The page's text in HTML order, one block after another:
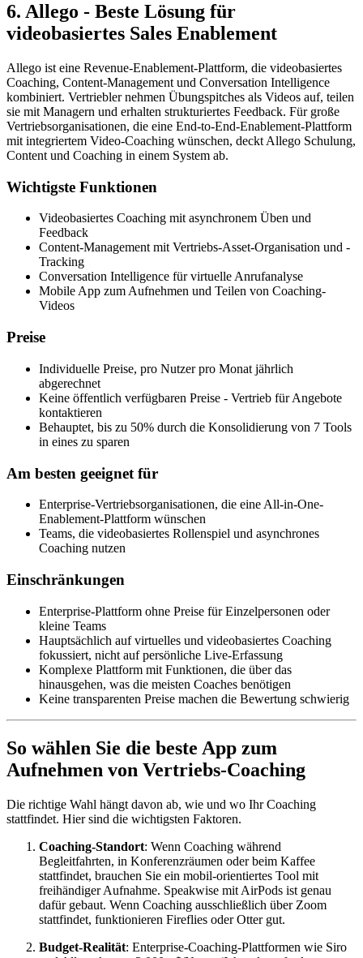
6. Allego - Beste Lösung für
videobasiertes Sales Enablement
Allego ist eine Revenue-Enablement-Plattform, die videobasiertes
Coaching, Content-Management und Conversation Intelligence
kombiniert. Vertriebler nehmen Übungspitches als Videos auf, teilen
sie mit Managern und erhalten strukturiertes Feedback. Für große
Vertriebsorganisationen, die eine End-to-End-Enablement-Plattform
mit integriertem Video-Coaching wünschen, deckt Allego Schulung,
Content und Coaching in einem System ab.
Wichtigste Funktionen
Videobasiertes Coaching mit asynchronem Üben und
Feedback
Content-Management mit Vertriebs-Asset-Organisation und -
Tracking
Conversation Intelligence für virtuelle Anrufanalyse
Mobile App zum Aufnehmen und Teilen von Coaching-
Videos
Preise
Individuelle Preise, pro Nutzer pro Monat jährlich
abgerechnet
Keine öffentlich verfügbaren Preise - Vertrieb für Angebote
kontaktieren
Behauptet, bis zu 50% durch die Konsolidierung von 7 Tools
in eines zu sparen
Am besten geeignet für
Enterprise-Vertriebsorganisationen, die eine All-in-One-
Enablement-Plattform wünschen
Teams, die videobasiertes Rollenspiel und asynchrones
Coaching nutzen
Einschränkungen
Enterprise-Plattform ohne Preise für Einzelpersonen oder
kleine Teams
Hauptsächlich auf virtuelles und videobasiertes Coaching
fokussiert, nicht auf persönliche Live-Erfassung
Komplexe Plattform mit Funktionen, die über das
hinausgehen, was die meisten Coaches benötigen
Keine transparenten Preise machen die Bewertung schwierig
So wählen Sie die beste App zum
Aufnehmen von Vertriebs-Coaching
Die richtige Wahl hängt davon ab, wie und wo Ihr Coaching
stattfindet. Hier sind die wichtigsten Faktoren.
Coaching-Standort: Wenn Coaching während
Begleitfahrten, in Konferenzräumen oder beim Kaffee
stattfindet, brauchen Sie ein mobil-orientiertes Tool mit
freihändiger Aufnahme. Speakwise mit AirPods ist genau
dafür gebaut. Wenn Coaching ausschließlich über Zoom
stattfindet, funktionieren Fireflies oder Otter gut.
Budget-Realität: Enterprise-Coaching-Plattformen wie Siro